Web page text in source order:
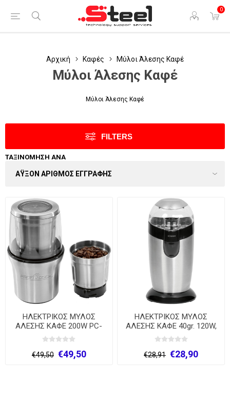
0
Αρχική Καφές Μύλοι Άλεσης Καφέ
Μύλοι Άλεσης Καφέ
Μύλοι Άλεσης Καφέ
FILTERS
ΤΑΞΙΝΌΜΗΣΗ ΑΝΆ
ΗΛΕΚΤΡΙΚΟΣ ΜΥΛΟΣ
ΑΛΕΣΗΣ ΚΑΦΕ 200W PC-
KSW 1021
€49,50 €49,50
ΗΛΕΚΤΡΙΚΟΣ ΜΥΛΟΣ
ΑΛΕΣΗΣ ΚΑΦΕ 40gr. 120W,
KSW 445
€28,91 €28,90